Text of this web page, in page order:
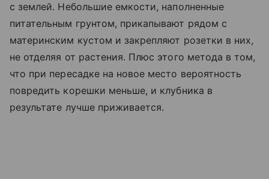
с землей. Небольшие емкости, наполненные
питательным грунтом, прикапывают рядом с
материнским кустом и закрепляют розетки в них,
не отделяя от растения. Плюс этого метода в том,
что при пересадке на новое место вероятность
повредить корешки меньше, и клубника в
результате лучше приживается.